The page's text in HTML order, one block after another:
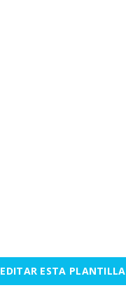
EDITAR ESTA PLANTILLA